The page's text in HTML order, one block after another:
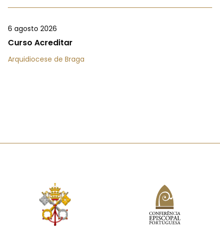
6 agosto 2026
Curso Acreditar
Arquidiocese de Braga